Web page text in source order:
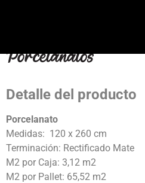
Detalle del producto
Porcelanato
Medidas: 120 x 260 cm
Terminación: Rectificado Mate
M2 por Caja: 3,12 m2
M2 por Pallet: 65,52 m2